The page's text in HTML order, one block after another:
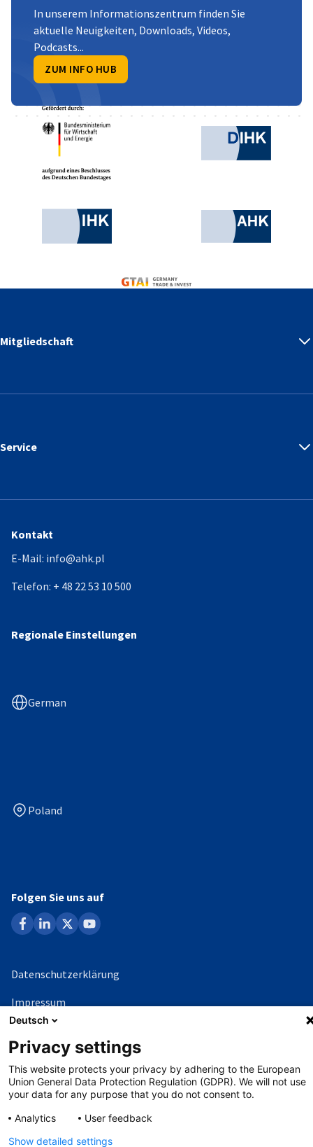
In unserem Informationszentrum finden Sie
aktuelle Neuigkeiten, Downloads, Videos,
Podcasts...
ZUM INFO HUB
Partner
Industrie- und Handelskammer
Germany Trade & Invest
Mitgliedschaft
Service
Kontakt
E-Mail: info@ahk.pl
Telefon: + 48 22 53 10 500
Regionale Einstellungen
German
Poland
Folgen Sie uns auf
facebook
linkedin
x youtube
Datenschutzerklärung
Impressum
©Copyright - 2026 AHK
Deutsch
Privacy settings
This website protects your privacy by adhering to the European
Union General Data Protection Regulation (GDPR). We will not use
your data for any purpose that you do not consent to.
Analytics
User feedback
Show detailed settings